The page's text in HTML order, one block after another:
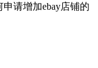
请增加ebay店铺的